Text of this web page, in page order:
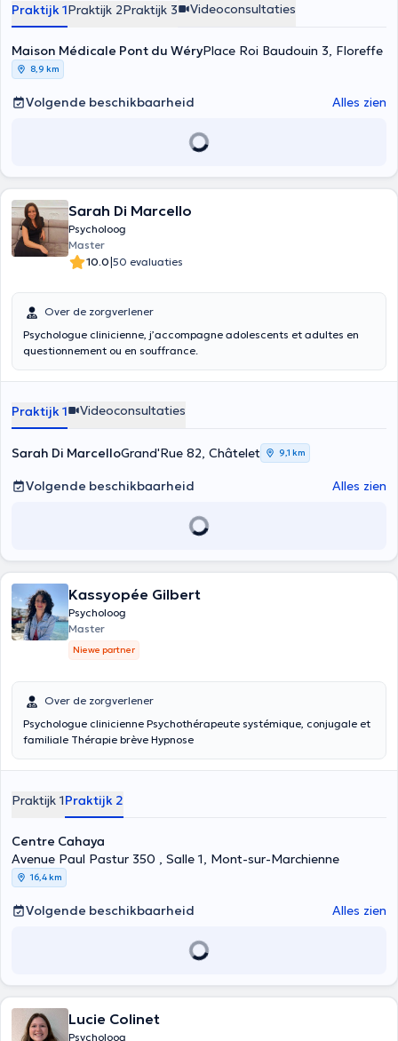
Praktijk 1Praktijk 2Praktijk 3 Videoconsultaties
Maison Médicale Pont du WéryPlace Roi Baudouin 3, Floreffe
8,9 km
Volgende beschikbaarheid Alles zien
Sarah Di Marcello
Psycholoog
Master
10.0|50 evaluaties
Over de zorgverlener
Psychologue clinicienne, j’accompagne adolescents et adultes en
questionnement ou en souffrance.
Praktijk 1 Videoconsultaties
Sarah Di MarcelloGrand'Rue 82, Châtelet 9,1 km
Volgende beschikbaarheid Alles zien
Kassyopée Gilbert
Psycholoog
Master
Niewe partner
Over de zorgverlener
Psychologue clinicienne Psychothérapeute systémique, conjugale et
familiale Thérapie brève Hypnose
Praktijk 1Praktijk 2
Centre Cahaya
Avenue Paul Pastur 350 , Salle 1, Mont-sur-Marchienne
16,4 km
Volgende beschikbaarheid Alles zien
Lucie Colinet
Psycholoog